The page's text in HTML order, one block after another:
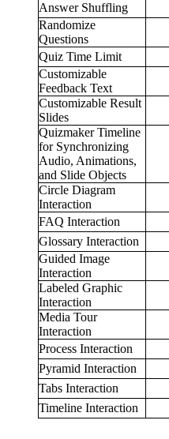
Answer Shuffling
Randomize
Questions
Quiz Time Limit
Customizable
Feedback Text
Customizable Result
Slides
Quizmaker Timeline
for Synchronizing
Audio, Animations,
and Slide Objects
Circle Diagram
Interaction
FAQ Interaction
Glossary Interaction
Guided Image
Interaction
Labeled Graphic
Interaction
Media Tour
Interaction
Process Interaction
Pyramid Interaction
Tabs Interaction
Timeline Interaction